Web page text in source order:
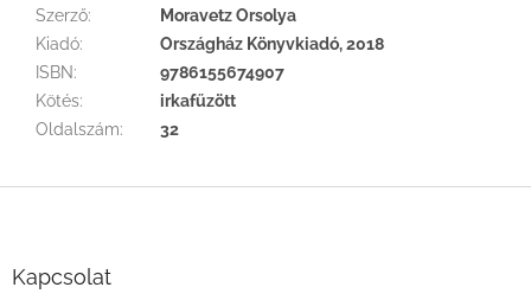
Szerző:
Moravetz Orsolya
Kiadó:
Országház Könyvkiadó, 2018
ISBN:
9786155674907
Kötés:
irkafűzött
Oldalszám: 32
Kapcsolat